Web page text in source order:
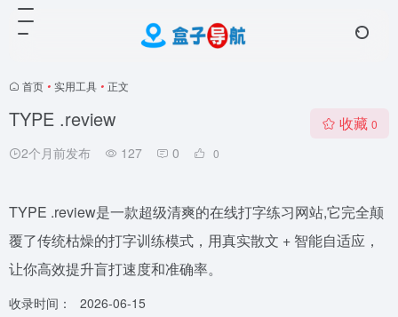
首页 • 实用工具 • 正文
TYPE .review
2个月前发布 127 0 0
收藏 0
TYPE .review是一款超级清爽的在线打字练习网站,它完全颠
覆了传统枯燥的打字训练模式，用真实散文 + 智能自适应，
让你高效提升盲打速度和准确率。
收录时间：
2026-06-15